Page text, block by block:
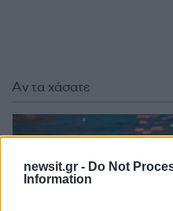
newsit.gr - Do Not
Information
Αν τα χάσατε